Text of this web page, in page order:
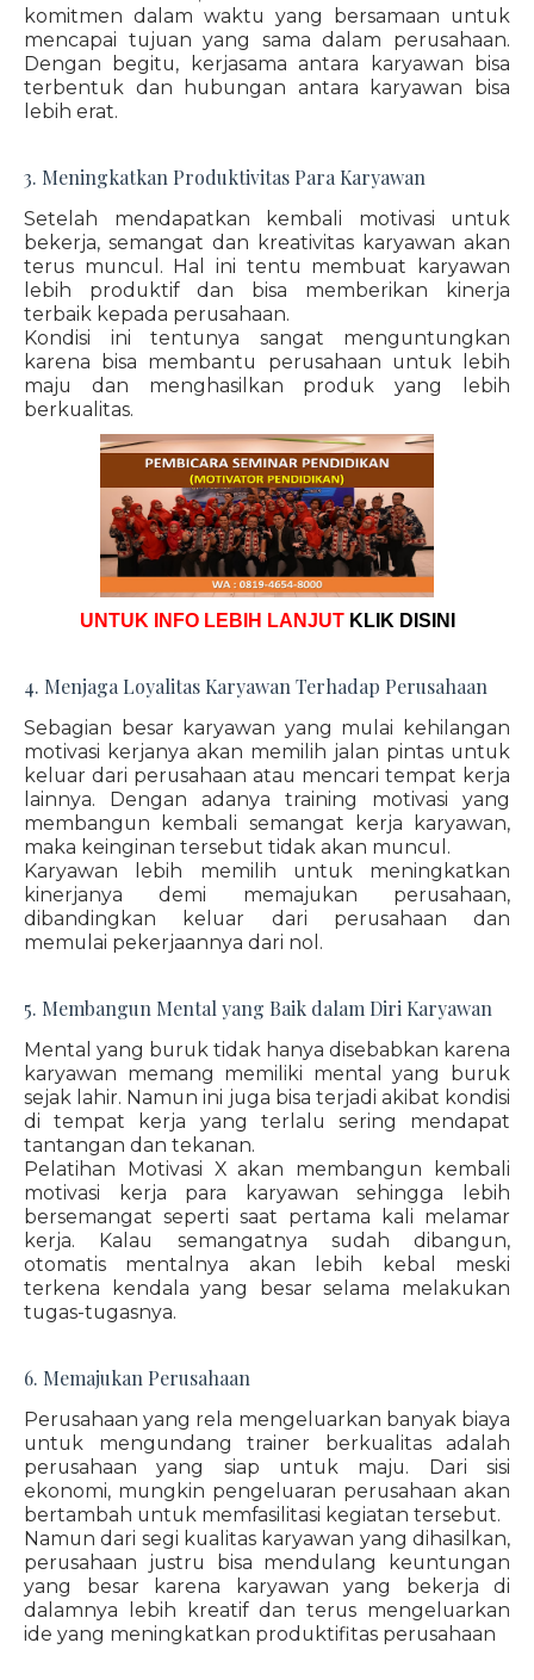
komitmen dalam waktu yang bersamaan untuk
mencapai tujuan yang sama dalam perusahaan.
Dengan begitu, kerjasama antara karyawan bisa
terbentuk dan hubungan antara karyawan bisa
lebih erat.
3. Meningkatkan Produktivitas Para Karyawan
Setelah mendapatkan kembali motivasi untuk
bekerja, semangat dan kreativitas karyawan akan
terus muncul. Hal ini tentu membuat karyawan
lebih produktif dan bisa memberikan kinerja
terbaik kepada perusahaan.
Kondisi ini tentunya sangat menguntungkan
karena bisa membantu perusahaan untuk lebih
maju dan menghasilkan produk yang lebih
berkualitas.
UNTUK INFO LEBIH LANJUT KLIK DISINI
4. Menjaga Loyalitas Karyawan Terhadap Perusahaan
Sebagian besar karyawan yang mulai kehilangan
motivasi kerjanya akan memilih jalan pintas untuk
keluar dari perusahaan atau mencari tempat kerja
lainnya. Dengan adanya training motivasi yang
membangun kembali semangat kerja karyawan,
maka keinginan tersebut tidak akan muncul.
Karyawan lebih memilih untuk meningkatkan
kinerjanya demi memajukan perusahaan,
dibandingkan keluar dari perusahaan dan
memulai pekerjaannya dari nol.
5. Membangun Mental yang Baik dalam Diri Karyawan
Mental yang buruk tidak hanya disebabkan karena
karyawan memang memiliki mental yang buruk
sejak lahir. Namun ini juga bisa terjadi akibat kondisi
di tempat kerja yang terlalu sering mendapat
tantangan dan tekanan.
Pelatihan Motivasi X akan membangun kembali
motivasi kerja para karyawan sehingga lebih
bersemangat seperti saat pertama kali melamar
kerja. Kalau semangatnya sudah dibangun,
otomatis mentalnya akan lebih kebal meski
terkena kendala yang besar selama melakukan
tugas-tugasnya.
6. Memajukan Perusahaan
Perusahaan yang rela mengeluarkan banyak biaya
untuk mengundang trainer berkualitas adalah
perusahaan yang siap untuk maju. Dari sisi
ekonomi, mungkin pengeluaran perusahaan akan
bertambah untuk memfasilitasi kegiatan tersebut.
Namun dari segi kualitas karyawan yang dihasilkan,
perusahaan justru bisa mendulang keuntungan
yang besar karena karyawan yang bekerja di
dalamnya lebih kreatif dan terus mengeluarkan
ide yang meningkatkan produktifitas perusahaan